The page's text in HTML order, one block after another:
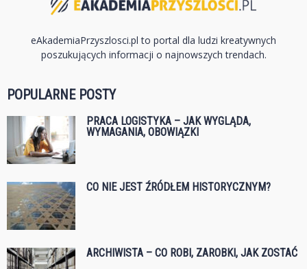
eAkademiaPrzyszlosci.pl to portal dla ludzi kreatywnych
poszukujących informacji o najnowszych trendach.
POPULARNE POSTY
PRACA LOGISTYKA – JAK WYGLĄDA,
WYMAGANIA, OBOWIĄZKI
CO NIE JEST ŹRÓDŁEM HISTORYCZNYM?
ARCHIWISTA – CO ROBI, ZAROBKI, JAK ZOSTAĆ